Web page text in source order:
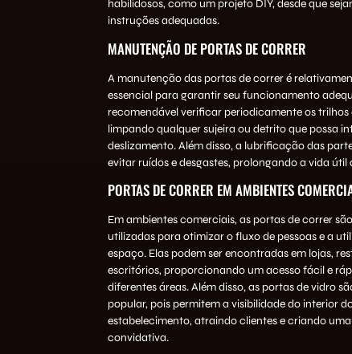
habilidosos, como um projeto DIY, desde que
instruções adequadas.
MANUTENÇÃO DE PORTAS DE CORRER
A manutenção das portas de correr é
essencial para garantir seu funcionamento
recomendável verificar periodicamente os trilhos
limpando qualquer sujeira ou detrito que possa
deslizamento. Além disso, a lubrificação das
evitar ruídos e desgastes, prolongando a vida útil
PORTAS DE CORRER EM AMBIENTES
Em ambientes comerciais, as portas de correr
utilizadas para otimizar o fluxo de pessoas e a
espaço. Elas podem ser encontradas em lojas,
escritórios, proporcionando um acesso fácil e
diferentes áreas. Além disso, as portas de vidro
popular, pois permitem a visibilidade do interior
estabelecimento, atraindo clientes e criando
convidativa.